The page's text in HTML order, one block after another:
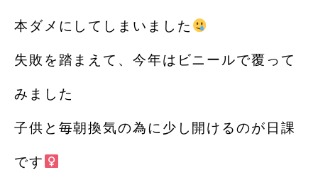
本ダメにしてしまいました
失敗を踏まえて、今年はビニールで覆って
みました
子供と毎朝換気の為に少し開けるのが日課
です‍